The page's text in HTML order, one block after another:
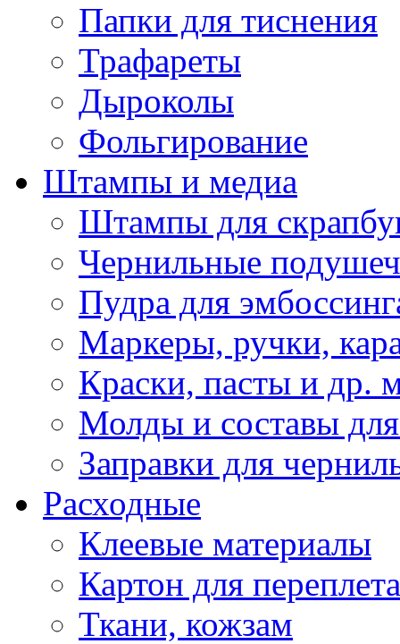
Папки для тиснения
Трафареты
Дыроколы
Фольгирование
Штампы и медиа
Штампы для
Чернильные
Пудра для
Маркеры, ручки,
Краски, пасты и др.
Молды и составы
Заправки для
Расходные
Клеевые материалы
Картон для переплета
Ткани, кожзам